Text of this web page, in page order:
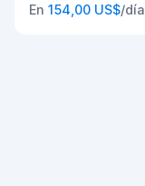
En 154,00 US$/día